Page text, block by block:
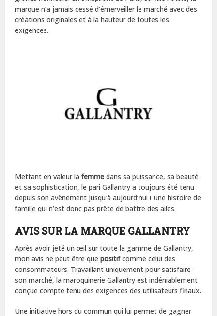
marque n’a jamais cessé d’émerveiller le marché avec des
créations originales et à la hauteur de toutes les
exigences.
Mettant en valeur lafemme dans sa puissance, sa beauté
et sa sophistication, le pari Gallantry a toujours été tenu
depuis son avènement jusqu’à aujourd’hui ! Une histoire de
famille qui n’est donc pas prête de battre des ailes.
AVIS SUR LA MARQUE GALLANTRY
Après avoir jeté un œil sur toute la gamme de Gallantry,
mon avis ne peut être quepositifcomme celui des
consommateurs. Travaillant uniquement pour satisfaire
son marché, la maroquinerie Gallantry est indéniablement
conçue compte tenu des exigences des utilisateurs finaux.
Une initiative hors du commun qui lui permet de gagner